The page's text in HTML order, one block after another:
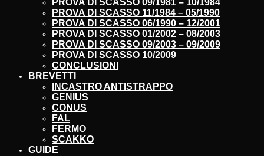
PROVA DI SCASSO 09/1981 – 10/1984
PROVA DI SCASSO 11/1984 – 05/1990
PROVA DI SCASSO 06/1990 – 12/2001
PROVA DI SCASSO 01/2002 – 08/2003
PROVA DI SCASSO 09/2003 – 09/2009
PROVA DI SCASSO 10/2009
CONCLUSIONI
BREVETTI
INCASTRO ANTISTRAPPO
GENIUS
CONUS
FAL
FERMO
SCAKKO
GUIDE